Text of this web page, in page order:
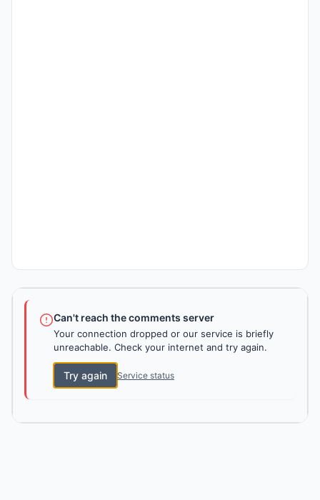
Can't reach the comments server
Your connection dropped or our service is briefly
unreachable. Check your internet and try again.
Try again Service status